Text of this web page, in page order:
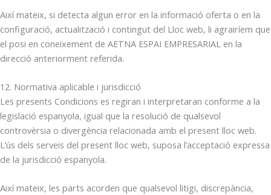
Així mateix, si detecta algun error en la informació oferta o en la
configuració, actualització i contingut del Lloc web, li agrairíem que
el posi en coneixement de AETNA ESPAI EMPRESARIAL en la
direcció anteriorment referida.
12. Normativa aplicable i jurisdicció
Les presents Condicions es regiran i interpretaran conforme a la
legislació espanyola, igual que la resolució de qualsevol
controvèrsia o divergència relacionada amb el present lloc web.
L’ús dels serveis del present lloc web, suposa l’acceptació expressa
de la jurisdicció espanyola.
Així mateix, les parts acorden que qualsevol litigi, discrepància,